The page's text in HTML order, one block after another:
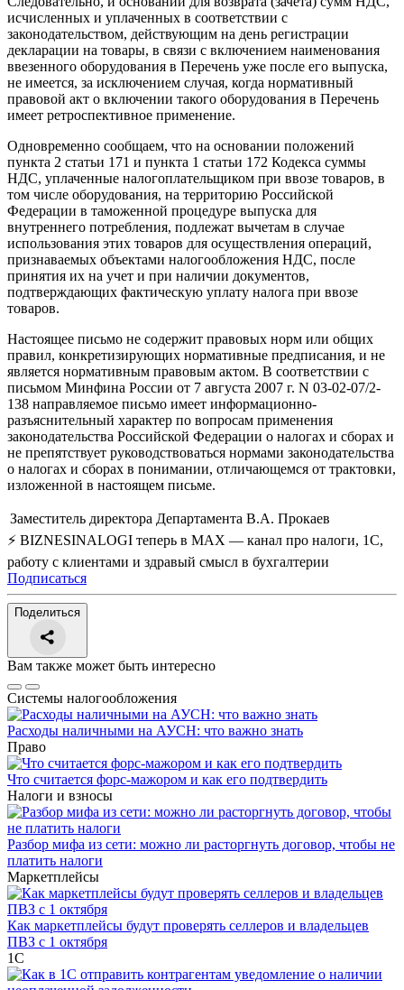
исчисленных и уплаченных в соответствии с
законодательством, действующим на день регистрации
декларации на товары, в связи с включением наименования
ввезенного оборудования в Перечень уже после его выпуска,
не имеется, за исключением случая, когда нормативный
правовой акт о включении такого оборудования в Перечень
имеет ретроспективное применение.
Одновременно сообщаем, что на основании положений
пункта 2 статьи 171 и пункта 1 статьи 172 Кодекса суммы
НДС, уплаченные налогоплательщиком при ввозе товаров, в
том числе оборудования, на территорию Российской
Федерации в таможенной процедуре выпуска для
внутреннего потребления, подлежат вычетам в случае
использования этих товаров для осуществления операций,
признаваемых объектами налогообложения НДС, после
принятия их на учет и при наличии документов,
подтверждающих фактическую уплату налога при ввозе
товаров.
Настоящее письмо не содержит правовых норм или общих
правил, конкретизирующих нормативные предписания, и не
является нормативным правовым актом. В соответствии с
письмом Минфина России от 7 августа 2007 г. N 03-02-07/2-
138 направляемое письмо имеет информационно-
разъяснительный характер по вопросам применения
законодательства Российской Федерации о налогах и сборах и
не препятствует руководствоваться нормами законодательства
о налогах и сборах в понимании, отличающемся от трактовки,
изложенной в настоящем письме.
Заместитель директора Департамента В.А. Прокаев
⚡ BIZNESINALOGI теперь в MAX — канал про налоги, 1С,
работу с клиентами и здравый смысл в бухгалтерии
Подписаться
Поделиться
Вам также может быть интересно
Системы налогообложения
Расходы наличными на АУСН: что важно знать
Право
Что считается форс-мажором и как его подтвердить
Налоги и взносы
Разбор мифа из сети: можно ли расторгнуть договор, чтобы не
платить налоги
Маркетплейсы
Как маркетплейсы будут проверять селлеров и владельцев
ПВЗ с 1 октября
1С